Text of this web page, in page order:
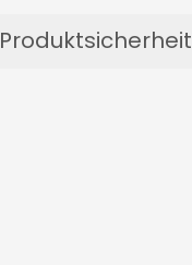
Produktsicherheit